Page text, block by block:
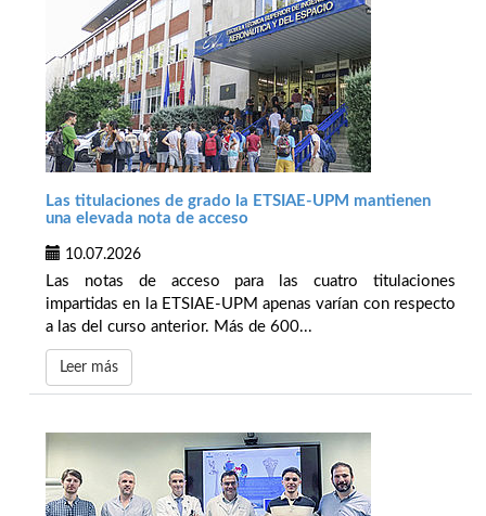
Las titulaciones de grado la ETSIAE-UPM mantienen
una elevada nota de acceso
10.07.2026
Las notas de acceso para las cuatro titulaciones
impartidas en la ETSIAE-UPM apenas varían con respecto
a las del curso anterior. Más de 600...
Leer más